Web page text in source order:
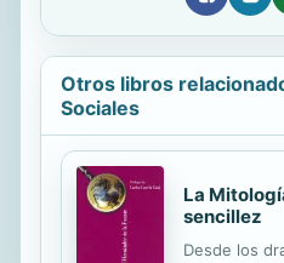
Otros libros
Sociales
La
sencillez
Desde los